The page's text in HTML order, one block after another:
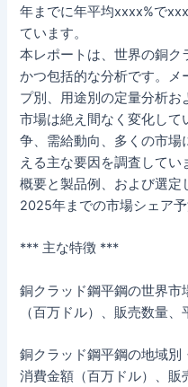
年までに年平均xxxx%で
ています。
本レポートは、世界の銅ク
かつ包括的な分析です。メ
プ別、用途別の定量分析お
市場は絶え間なく変化し
争、需給動向、多くの市
える主な要因を調査して
概要と製品例、および選
2025年までの市場シェア予
*** 主な特徴 ***
銅クラッド鋼平鋼の世界
（百万ドル）、販売数量
銅クラッド鋼平鋼の地域別
消費金額（百万ドル）、